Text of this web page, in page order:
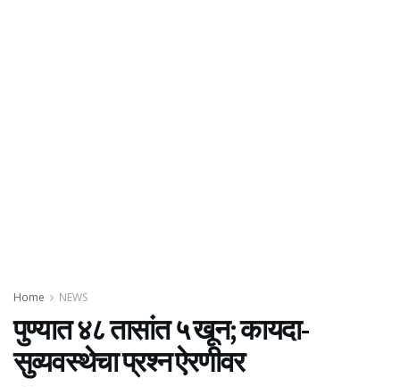
Home NEWS
पुण्यात ४८ तासांत ५ खून; कायदा-
सुव्यवस्थेचा प्रश्न ऐरणीवर